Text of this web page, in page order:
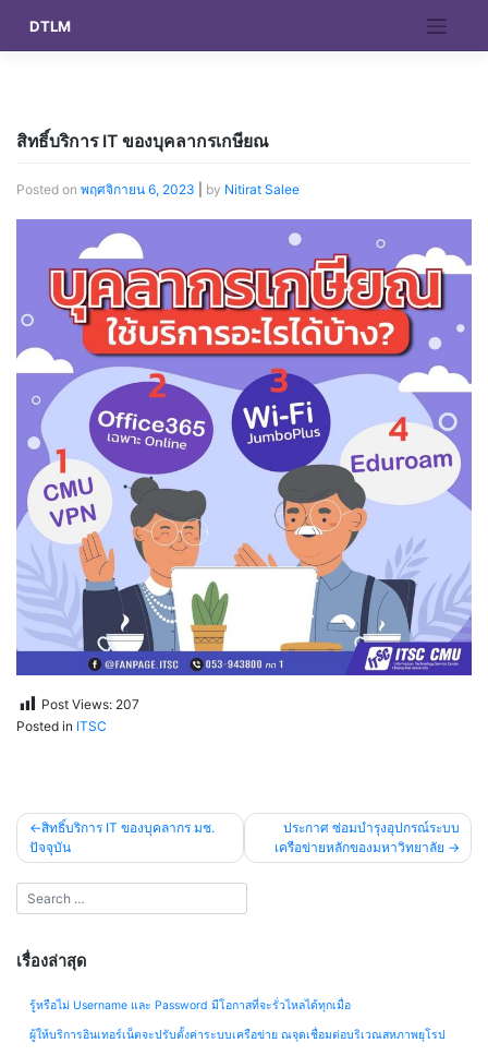
content
DTLM
สิทธิ์บริการ IT ของบุคลากรเกษียณ
Posted on พฤศจิกายน 6, 2023 by Nitirat Salee
Post Views: 207
Posted in ITSC
แนะแนว
เรื่อง
สิทธิ์บริการ IT ของบุคลากร มช.
ปัจจุบัน
ประกาศ ซ่อมบำรุงอุปกรณ์ระบบ
เครือข่ายหลักของมหาวิทยาลัย
เรื่องล่าสุด
รู้หรือไม่ Username และ Password มีโอกาสที่จะรั่วไหลได้ทุกเมื่อ
ผู้ให้บริการอินเทอร์เน็ตจะปรับตั้งค่าระบบเครือข่าย ณจุดเชื่อมต่อบริเวณสหภาพยุโรป